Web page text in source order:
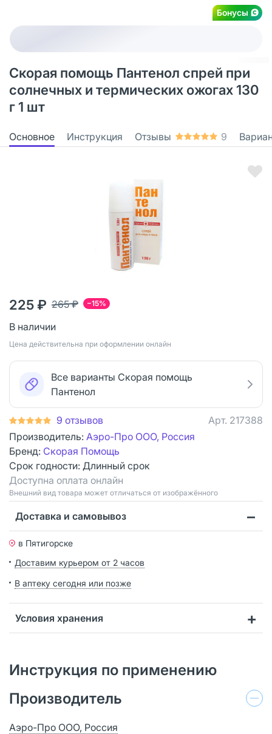
Бонусы
Скорая помощь Пантенол спрей при
солнечных и термических ожогах 130
г 1 шт
Основное Инструкция Отзывы 9
−15%
265 ₽
225 ₽
В наличии
Цена действительна при оформлении онлайн
Все варианты Скорая помощь
Пантенол
9 отзывов Арт. 217388
Производитель: Аэро-Про ООО, Россия
Бренд: Скорая Помощь
Срок годности: Длинный срок
Доступна оплата онлайн
Bнешний вид товара может отличаться от изображённого
Доставка и самовывоз
в Пятигорске
Доставим курьером от 2 часов
В аптеку сегодня или позже
Условия хранения
Инструкция по применению
Производитель
Аэро-Про ООО, Россия